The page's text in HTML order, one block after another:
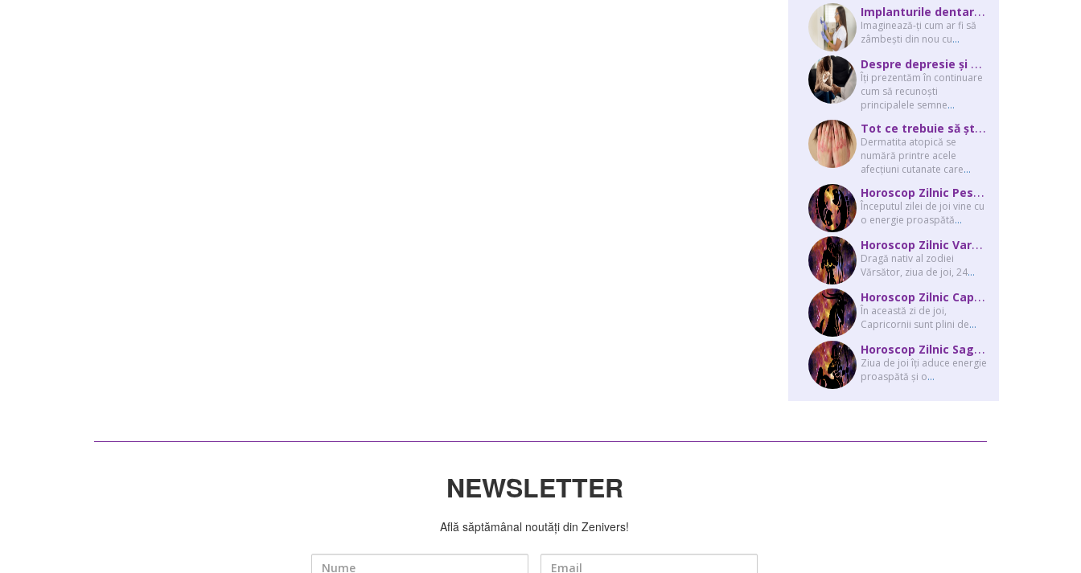
I
mplanturile dentare: o investiție în sănătatea și echilibrul tău interior
Imaginează-ți cum ar fi să
zâmbești din nou cu...
D
espre depresie și cum o recunoști pentru a avea grijă de cei dragi
Îți prezentăm în continuare
cum să recunoști
principalele semne...
T
ot ce trebuie să știi despre dermatita atopică și tratarea ei
Dermatita atopică se
numără printre acele
afecțiuni cutanate care...
H
oroscop Zilnic Pesti 24 August 2023
Începutul zilei de joi vine cu
o energie proaspătă...
H
oroscop Zilnic Varsator 24 August 2023
Dragă nativ al zodiei
Vărsător, ziua de joi, 24...
H
oroscop Zilnic Capricorn 24 August 2023
În această zi de joi,
Capricornii sunt plini de...
H
oroscop Zilnic Sagetator 24 August 2023
Ziua de joi îți aduce energie
proaspătă și o...
NEWSLETTER
Află săptămânal noutăți din Zenivers!